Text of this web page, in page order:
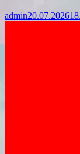
admin20.07.2026